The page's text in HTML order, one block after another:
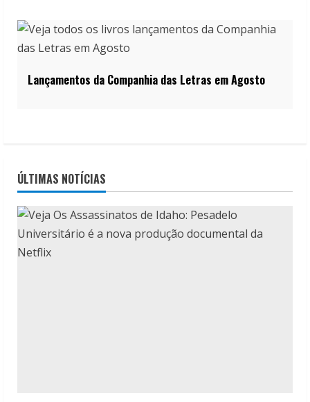
Lançamentos da Companhia das Letras em Agosto
ÚLTIMAS NOTÍCIAS